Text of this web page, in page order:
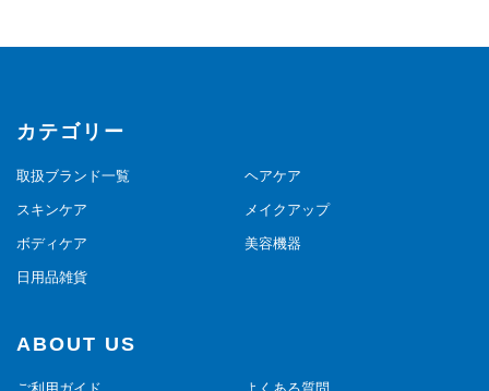
カテゴリー
取扱ブランド一覧 ヘアケア
スキンケア メイクアップ
ボディケア 美容機器
日用品雑貨
ABOUT US